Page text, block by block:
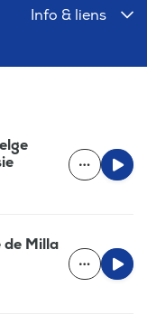
Info & liens
de Milla